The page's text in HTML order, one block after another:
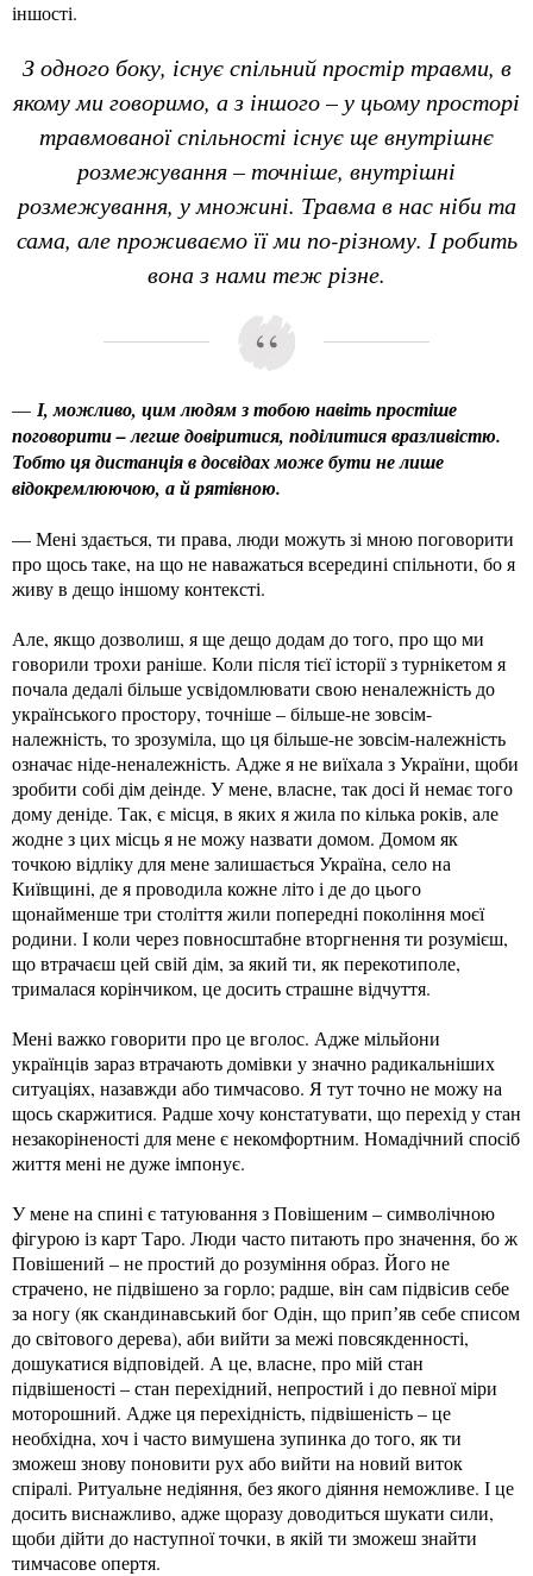
іншості.
З одного боку, існує спільний простір травми, в
якому ми говоримо, а з іншого – у цьому просторі
травмованої спільності існує ще внутрішнє
розмежування – точніше, внутрішні
розмежування, у множині. Травма в нас ніби та
сама, але проживаємо її ми по-різному. І робить
вона з нами теж різне.
— І, можливо, цим людям з тобою навіть простіше
поговорити – легше довіритися, поділитися вразливістю.
Тобто ця дистанція в досвідах може бути не лише
відокремлюючою, а й рятівною.
— Мені здається, ти права, люди можуть зі мною поговорити
про щось таке, на що не наважаться всередині спільноти, бо я
живу в дещо іншому контексті.
Але, якщо дозволиш, я ще дещо додам до того, про що ми
говорили трохи раніше. Коли після тієї історії з турнікетом я
почала дедалі більше усвідомлювати свою неналежність до
українського простору, точніше – більше-не зовсім-
належність, то зрозуміла, що ця більше-не зовсім-належність
означає ніде-неналежність. Адже я не виїхала з України, щоби
зробити собі дім деінде. У мене, власне, так досі й немає того
дому деніде. Так, є місця, в яких я жила по кілька років, але
жодне з цих місць я не можу назвати домом. Домом як
точкою відліку для мене залишається Україна, село на
Київщині, де я проводила кожне літо і де до цього
щонайменше три століття жили попередні покоління моєї
родини. І коли через повносштабне вторгнення ти розумієш,
що втрачаєш цей свій дім, за який ти, як перекотиполе,
трималася корінчиком, це досить страшне відчуття.
Мені важко говорити про це вголос. Адже мільйони
українців зараз втрачають домівки у значно радикальніших
ситуаціях, назавжди або тимчасово. Я тут точно не можу на
щось скаржитися. Радше хочу констатувати, що перехід у стан
незакоріненості для мене є некомфортним. Номадічний спосіб
життя мені не дуже імпонує.
У мене на спині є татуювання з Повішеним – символічною
фігурою із карт Таро. Люди часто питають про значення, бо ж
Повішений – не простий до розуміння образ. Його не
страчено, не підвішено за горло; радше, він сам підвісив себе
за ногу (як скандинавський бог Одін, що припʼяв себе списом
до світового дерева), аби вийти за межі повсякденності,
дошукатися відповідей. А це, власне, про мій стан
підвішеності – стан перехідний, непростий і до певної міри
моторошний. Адже ця перехідність, підвішеність – це
необхідна, хоч і часто вимушена зупинка до того, як ти
зможеш знову поновити рух або вийти на новий виток
спіралі. Ритуальне недіяння, без якого діяння неможливе. І це
досить виснажливо, адже щоразу доводиться шукати сили,
щоби дійти до наступної точки, в якій ти зможеш знайти
тимчасове опертя.